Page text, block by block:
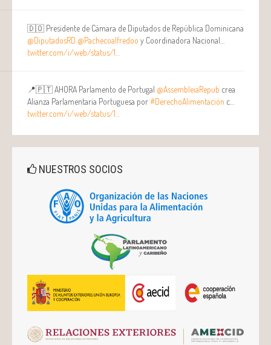
🇩🇴 Presidente de Cámara de Diputados de República Dominicana
@DiputadosRD @Pachecoalfredoo y Coordinadora Nacional…
twitter.com/i/web/status/1…
📍🇵🇹 AHORA Parlamento de Portugal @AssembleiaRepub crea
Alianza Parlamentaria Portuguesa por#DerechoAlimentación c…
twitter.com/i/web/status/1…
NUESTROS SOCIOS